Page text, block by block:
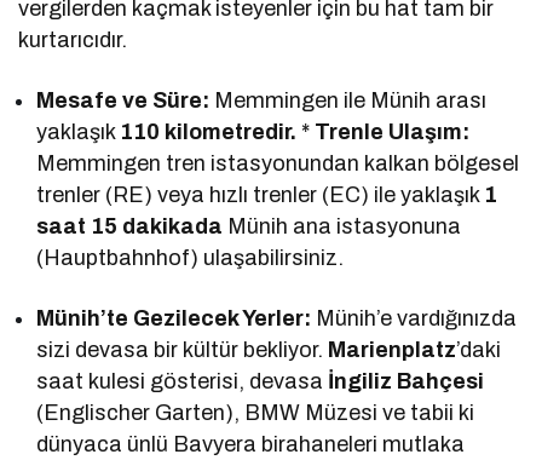
vergilerden kaçmak isteyenler için bu hat tam bir
kurtarıcıdır.
Mesafe ve Süre: Memmingen ile Münih arası
yaklaşık 110 kilometredir. * Trenle Ulaşım:
Memmingen tren istasyonundan kalkan bölgesel
trenler (RE) veya hızlı trenler (EC) ile yaklaşık 1
saat 15 dakikada Münih ana istasyonuna
(Hauptbahnhof) ulaşabilirsiniz.
Münih’te Gezilecek Yerler: Münih’e vardığınızda
sizi devasa bir kültür bekliyor. Marienplatz’daki
saat kulesi gösterisi, devasa İngiliz Bahçesi
(Englischer Garten), BMW Müzesi ve tabii ki
dünyaca ünlü Bavyera birahaneleri mutlaka